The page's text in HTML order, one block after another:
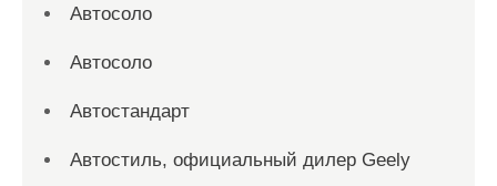
Автосоло
Автосоло
Автостандарт
Автостиль, официальный дилер Geely